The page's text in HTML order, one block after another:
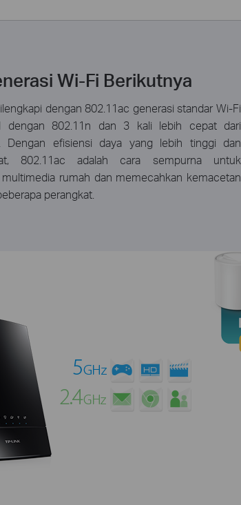
Wi-Fi Berikutnya
dengan 802.11ac generasi standar Wi-Fi
dengan 802.11n dan 3 kali lebih cepat dari
Dengan efisiensi daya yang lebih tinggi dan
802.11ac adalah cara sempurna untuk
rumah dan memecahkan kemacetan
perangkat.